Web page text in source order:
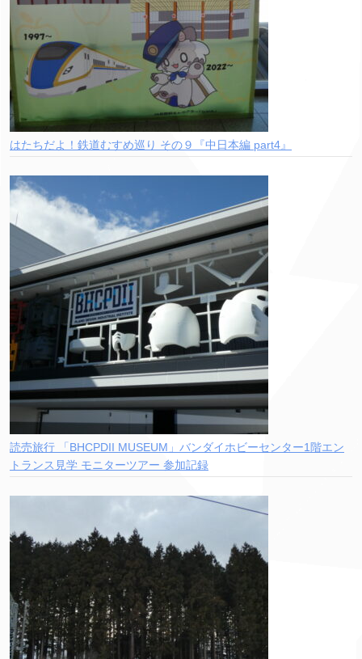
はたちだよ！鉄道むすめ巡り その９『中日本編 part4』
読売旅行 「BHCPDII MUSEUM」バンダイホビーセンター1階エン
トランス見学 モニターツアー 参加記録